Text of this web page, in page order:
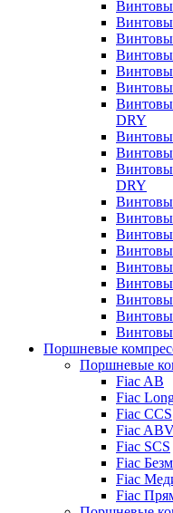
DRY
DRY
Поршневые
Поршневые
Fiac AB
Fiac
Fiac CCS
Fiac
Fiac SCS
Fiac
Fiac
Fiac